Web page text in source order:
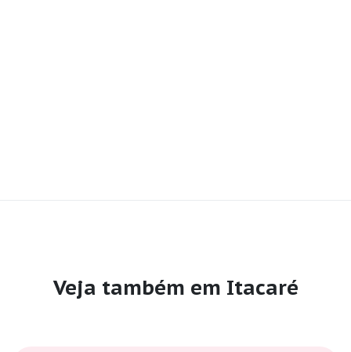
Veja também em Itacaré